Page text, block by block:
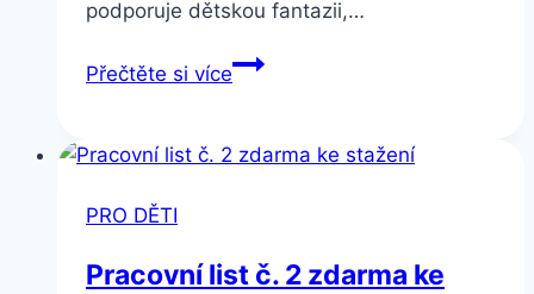
podporuje dětskou fantazii,…
Přečtěte si vícePracovní
4
PRO DĚTI
Pracovní list č. 2 zdarma ke